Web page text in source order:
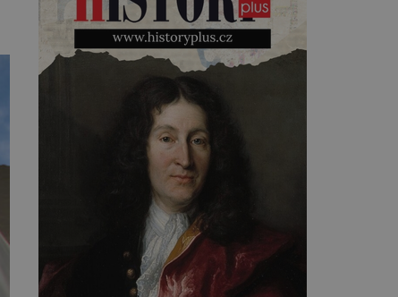
Kearnsovým zlepšovákem.
Začíná spor, kterému génius
obětuje vše – čas, rodinu i sám
sebe. Američan Robert William
Kearns (1927–2005), který
během vlastní svatby přijde […]